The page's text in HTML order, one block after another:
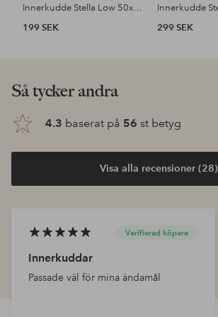
Innerkudde Stella Low 50x60 cm
199 SEK
299 SEK
Så tycker andra
4.3 baserat på 56 st betyg
Visa alla recensioner (28)
Verifierad köpare
Innerkuddar
Passade väl för mina ändamål